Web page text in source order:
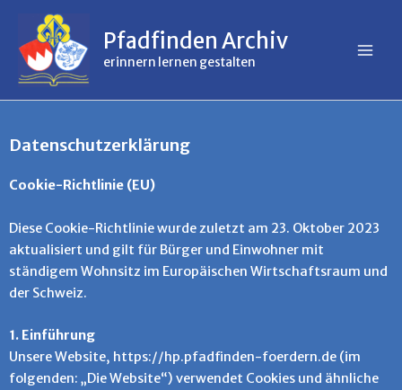
springen
springen
Pfadfinden Archiv
erinnern lernen gestalten
Datenschutzerklärung
Cookie-Richtlinie (EU)
Diese Cookie-Richtlinie wurde zuletzt am 23. Oktober 2023
aktualisiert und gilt für Bürger und Einwohner mit
ständigem Wohnsitz im Europäischen Wirtschaftsraum und
der Schweiz.
1. Einführung
Unsere Website, https://hp.pfadfinden-foerdern.de (im
folgenden: „Die Website“) verwendet Cookies und ähnliche